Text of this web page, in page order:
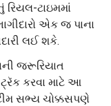
ટાઇમમાં
એક જ પાના
લઈ શકે.
જરૂરિયાત
ટ્રૅક કરવા માટે આ
સભ્ય ચોક્કસપણે